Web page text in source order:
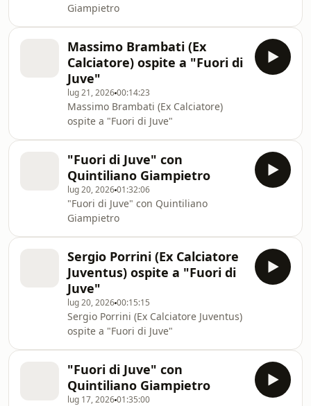
Giampietro
Massimo Brambati (Ex
Calciatore) ospite a "Fuori di
Juve"
lug 21, 202600:14:23
Massimo Brambati (Ex Calciatore)
ospite a "Fuori di Juve"
"Fuori di Juve" con
Quintiliano Giampietro
lug 20, 202601:32:06
"Fuori di Juve" con Quintiliano
Giampietro
Sergio Porrini (Ex Calciatore
Juventus) ospite a "Fuori di
Juve"
lug 20, 202600:15:15
Sergio Porrini (Ex Calciatore Juventus)
ospite a "Fuori di Juve"
"Fuori di Juve" con
Quintiliano Giampietro
lug 17, 202601:35:00